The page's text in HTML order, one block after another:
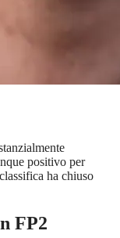
positivo per
ha chiuso
FP2